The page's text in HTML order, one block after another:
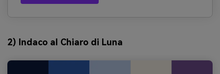
2) Indaco al Chiaro di Luna